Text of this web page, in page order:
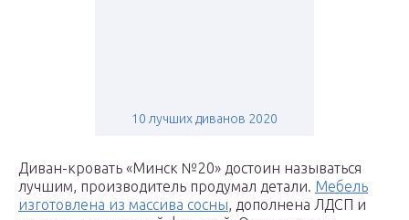
10 лучших диванов 2020
Диван-кровать «Минск №20» достоин называться
лучшим, производитель продумал детали. Мебель
изготовлена из массива сосны, дополнена ЛДСП и